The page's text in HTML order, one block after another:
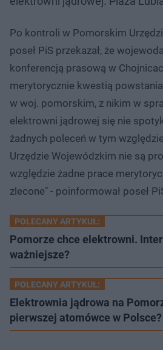
Po kontroli w Pomorskim
poseł PiS przekazał, że
konferencją prasową w
merytorycznie kwestią
w woj. pomorskim, z nikim w
elektrowni jądrowej się nie
żadnych poleceń w tym
Urzędzie Wojewódzkim nie są
względzie żadne prace
zlecone" - poinformował poseł
POLECANY ARTYKUŁ:
Pomorze chce elektrowni.
ważniejsze?
POLECANY ARTYKUŁ:
Elektrownia jądrowa na
pierwszej atomówce w Polsce?